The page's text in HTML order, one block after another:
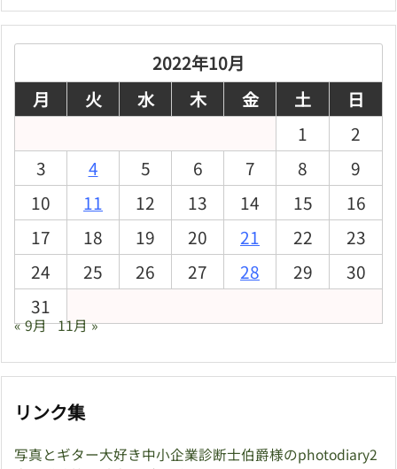
カ
2022年10月
月
火 水 木 金 土
日
1
2
3
4 5 6 7 8
9
10
11 12 13 14 15
16
17
18 19 20 21 22
23
24
25 26 27 28 29
30
31
« 9月 11月 »
リンク集
写真とギター大好き中小企業診断士伯爵様のphotodiary2